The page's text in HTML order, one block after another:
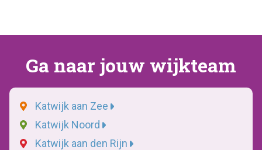
Ga naar jouw wijkteam
Katwijk aan Zee
Katwijk Noord
Katwijk aan den Rijn